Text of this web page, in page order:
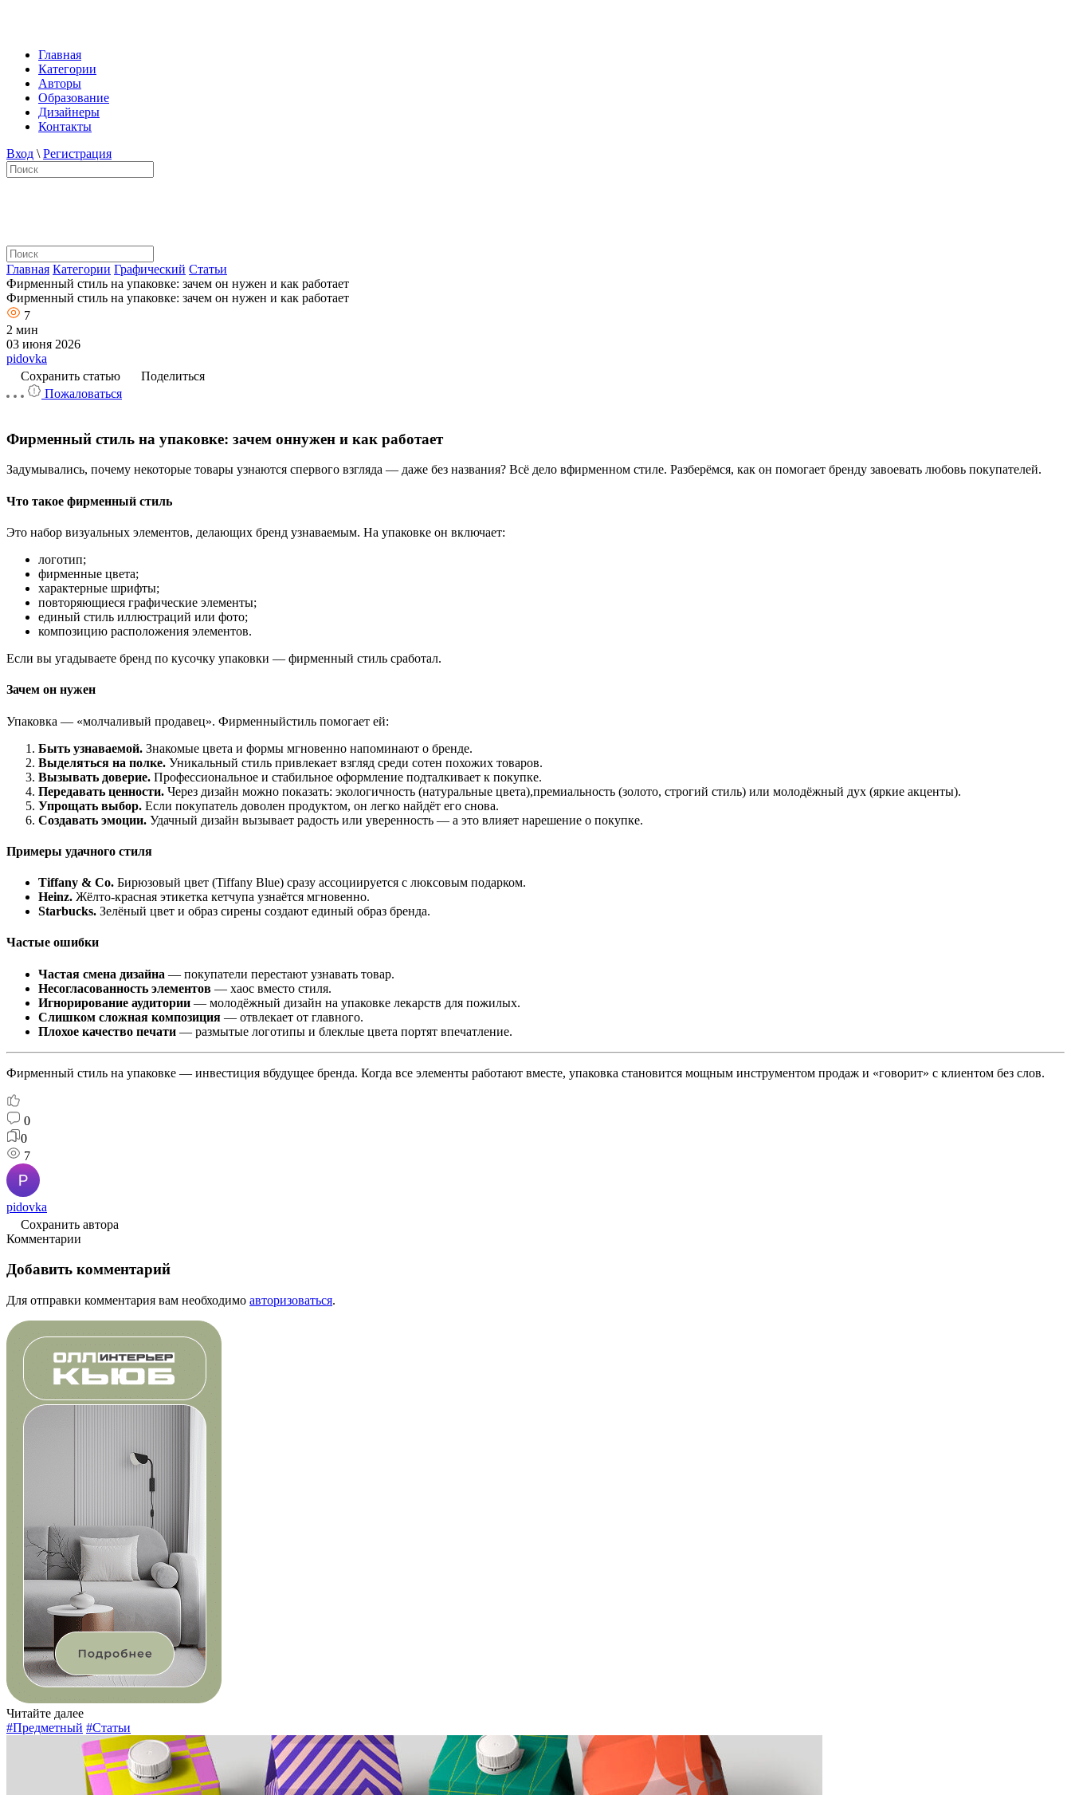
Главная
Категории
Авторы
Образование
Дизайнеры
Контакты
Вход \ Регистрация
Главная Категории Графический Статьи
Фирменный стиль на упаковке: зачем он нужен и как работает
Фирменный стиль на упаковке: зачем он нужен и как работает
7
2 мин
03 июня 2026
pidovka
Сохранить статью
Поделиться
Пожаловаться
Фирменный стиль на упаковке: зачем оннужен и как работает
Задумывались, почему некоторые товары узнаются спервого взгляда — даже без названия? Всё дело вфирменном стиле. Разберёмся, как он помогает бренду завоевать любовь покупателей.
Что такое фирменный стиль
Это набор визуальных элементов, делающих бренд узнаваемым. На упаковке он включает:
логотип;
фирменные цвета;
характерные шрифты;
повторяющиеся графические элементы;
единый стиль иллюстраций или фото;
композицию расположения элементов.
Если вы угадываете бренд по кусочку упаковки — фирменный стиль сработал.
Зачем он нужен
Упаковка — «молчаливый продавец». Фирменныйстиль помогает ей:
Быть узнаваемой. Знакомые цвета и формы мгновенно напоминают о бренде.
Выделяться на полке. Уникальный стиль привлекает взгляд среди сотен похожих товаров.
Вызывать доверие. Профессиональное и стабильное оформление подталкивает к покупке.
Передавать ценности. Через дизайн можно показать: экологичность (натуральные цвета),премиальность (золото, строгий стиль) или молодёжный дух (яркие акценты).
Упрощать выбор. Если покупатель доволен продуктом, он легко найдёт его снова.
Создавать эмоции. Удачный дизайн вызывает радость или уверенность — а это влияет нарешение о покупке.
Примеры удачного стиля
Tiffany & Co. Бирюзовый цвет (Tiffany Blue) сразу ассоциируется с люксовым подарком.
Heinz. Жёлто‑красная этикетка кетчупа узнаётся мгновенно.
Starbucks. Зелёный цвет и образ сирены создают единый образ бренда.
Частые ошибки
Частая смена дизайна — покупатели перестают узнавать товар.
Несогласованность элементов — хаос вместо стиля.
Игнорирование аудитории — молодёжный дизайн на упаковке лекарств для пожилых.
Слишком сложная композиция — отвлекает от главного.
Плохое качество печати — размытые логотипы и блеклые цвета портят впечатление.
Фирменный стиль на упаковке — инвестиция вбудущее бренда. Когда все элементы работают вместе, упаковка становится мощным инструментом продаж и «говорит» с клиентом без слов.
0
0
7
pidovka
Сохранить автора
Комментарии
Добавить комментарий
Для отправки комментария вам необходимо авторизоваться.
Читайте далее
#Предметный #Статьи